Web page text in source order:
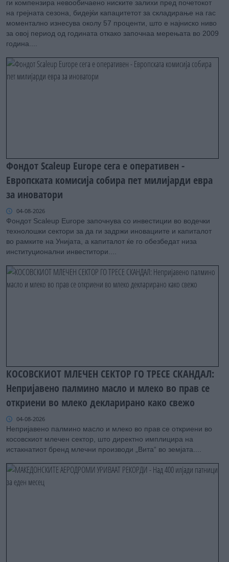
ги компензира невообичаено ниските залихи пред почетокот
на грејната сезона, бидејќи капацитетот за складирање на гас
моментално изнесува околу 57 проценти, што е најниско ниво
за овој период од годината откако започнаа мерењата во 2009
година....
Фондот Scaleup Europe сега е оперативен -
Европската комисија собира пет милијарди евра
за иноватори
04-08-2026
Фондот Scaleup Europe започнува со инвестиции во водечки
технолошки сектори за да ги задржи иновациите и капиталот
во рамките на Унијата, а капиталот ќе го обезбедат низа
институционални инвеститори....
КОСОВСКИОТ МЛЕЧЕН СЕКТОР ГО ТРЕСЕ СКАНДАЛ:
Непријавено палмино масло и млеко во прав се
откриени во млеко декларирано како свежо
04-08-2026
Непријавено палмино масло и млеко во прав се откриени во
косовскиот млечен сектор, што директно имплицира на
истакнатиот бренд млечни производи „Вита“ во земјата....